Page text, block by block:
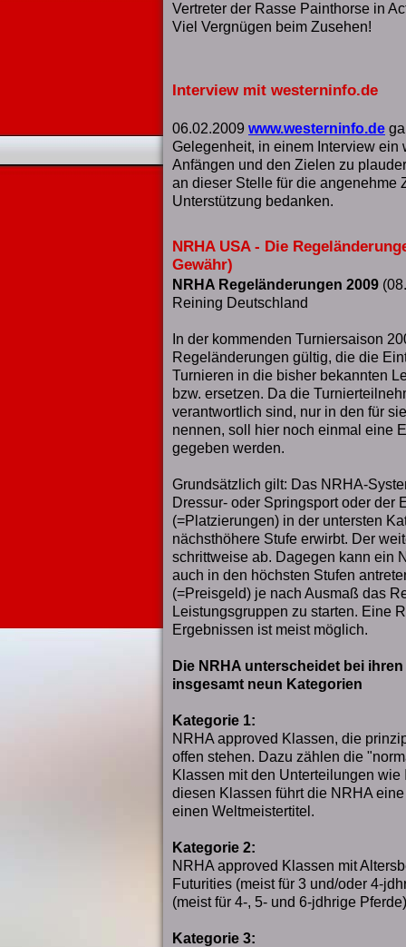
Vertreter der Rasse Painthorse in
Viel Vergnügen beim Zusehen!
Interview mit westerninfo.de
06.02.2009 www.westerninfo.de
Gelegenheit, in einem Interview ein
Anfängen und den Zielen zu
an dieser Stelle für die angenehme
Unterstützung bedanken.
NRHA USA - Die
Gewähr)
NRHA Regeländerungen 2009
Reining Deutschland
In der kommenden Turniersaison
Regeländerungen gültig, die die
Turnieren in die bisher bekannten
bzw. ersetzen. Da die
verantwortlich sind, nur in den für
nennen, soll hier noch einmal eine
gegeben werden.
Grundsätzlich gilt: Das NRHA-
Dressur- oder Springsport oder der
(=Platzierungen) in der untersten
nächsthöhere Stufe erwirbt. Der
schrittweise ab. Dagegen kann ein
auch in den höchsten Stufen
(=Preisgeld) je nach Ausmaß das
Leistungsgruppen zu starten. Eine
Ergebnissen ist meist möglich.
Die NRHA unterscheidet bei
insgesamt neun Kategorien
Kategorie 1:
NRHA approved Klassen, die
offen stehen. Dazu zählen die
Klassen mit den Unterteilungen wie
diesen Klassen führt die NRHA
einen Weltmeistertitel.
Kategorie 2:
NRHA approved Klassen mit
Futurities (meist für 3 und/oder 4-
(meist für 4-, 5- und 6-jdhrige
Kategorie 3: